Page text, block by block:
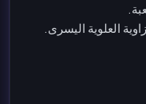
العلوية اليسرى.